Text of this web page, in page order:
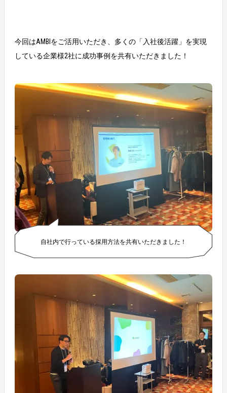
今回はAMBIをご活用いただき、多くの「入社後活躍」を実現
している企業様2社に成功事例を共有いただきました！
自社内で行っている採用方法を共有いただきました！